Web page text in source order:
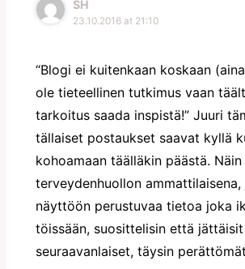
SH
23.10.2016 at 21:10
“Blogi ei kuitenkaan koskaan
ole tieteellinen tutkimus vaan
tarkoitus saada inspistä!” Juuri
tällaiset postaukset saavat kyllä
kohoamaan täälläkin päästä. Näin
terveydenhuollon
näyttöön perustuvaa tietoa joka
töissään, suosittelisin että
seuraavanlaiset, täysin